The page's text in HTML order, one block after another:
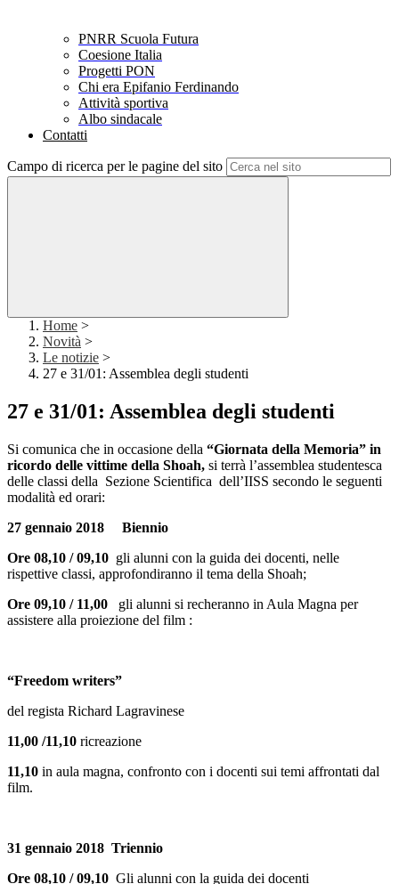
PNRR Scuola Futura
Coesione Italia
Progetti PON
Chi era Epifanio Ferdinando
Attività sportiva
Albo sindacale
Contatti
Campo di ricerca per le pagine del sito
Home >
Novità >
Le notizie >
27 e 31/01: Assemblea degli studenti
27 e 31/01: Assemblea degli studenti
Si comunica che in occasione della “Giornata della Memoria” in
ricordo delle vittime della Shoah, si terrà l’assemblea studentesca
delle classi della Sezione Scientifica dell’IISS secondo le seguenti
modalità ed orari:
27 gennaio 2018 Biennio
Ore 08,10 / 09,10 gli alunni con la guida dei docenti, nelle
rispettive classi, approfondiranno il tema della Shoah;
Ore 09,10 / 11,00 gli alunni si recheranno in Aula Magna per
assistere alla proiezione del film :
“Freedom writers”
del regista Richard Lagravinese
11,00 /11,10 ricreazione
11,10 in aula magna, confronto con i docenti sui temi affrontati dal
film.
31 gennaio 2018 Triennio
Ore 08,10 / 09,10 Gli alunni con la guida dei docenti